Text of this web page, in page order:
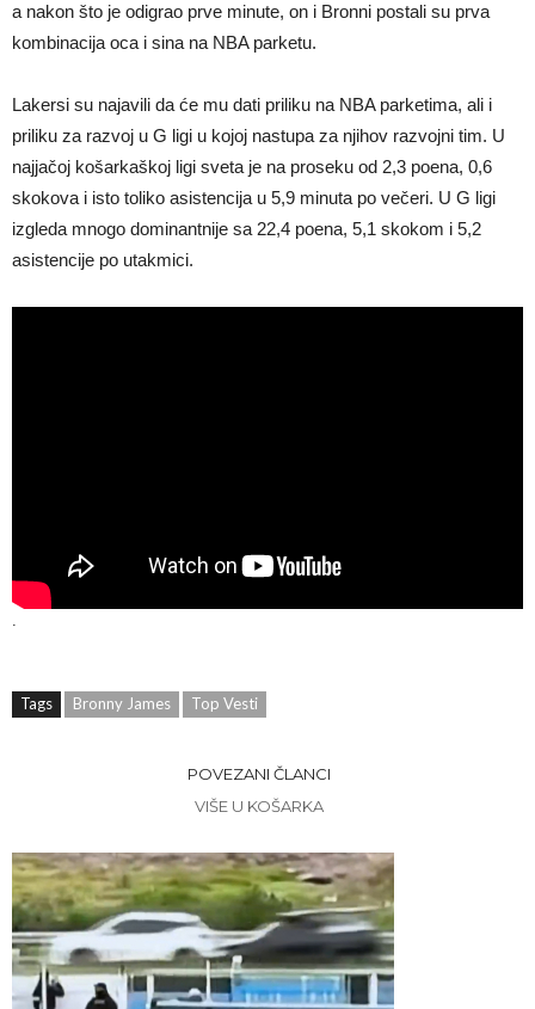
a nakon što je odigrao prve minute, on i Bronni postali su prva
kombinacija oca i sina na NBA parketu.
Lakersi su najavili da će mu dati priliku na NBA parketima, ali i
priliku za razvoj u G ligi u kojoj nastupa za njihov razvojni tim. U
najjačoj košarkaškoj ligi sveta je na proseku od 2,3 poena, 0,6
skokova i isto toliko asistencija u 5,9 minuta po večeri. U G ligi
izgleda mnogo dominantnije sa 22,4 poena, 5,1 skokom i 5,2
asistencije po utakmici.
.
Tags Bronny James Top Vesti
POVEZANI ČLANCI
VIŠE U KOŠARKA